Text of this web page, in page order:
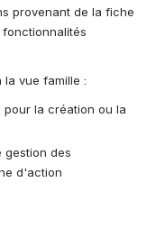
provenant de la fiche
vue famille :
pour la création ou la
gestion des
d'action